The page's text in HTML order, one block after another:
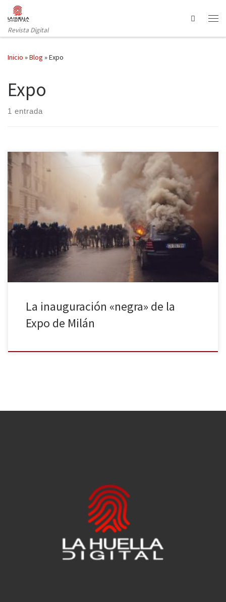
Saltar al contenido
Revista Digital
Search
Inicio »Blog »Expo
Expo
1 entrada
La apertura Expo de Milán se convierte en el escenario perfecto
de una auténtica batalla campal entre el «Bloque Negro» italiano y
la Policía. Los disturbios significan un revés para el Gobierno de
Matteo Renzi que esperaba que la famosa feria ayudara a mejorar
la imagen de Italia tras años […]
La inauguración «negra» de la
Expo de Milán